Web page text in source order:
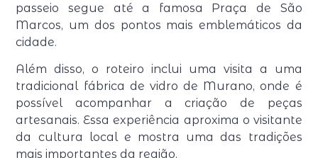
passeio segue até a famosa Praça de São
Marcos, um dos pontos mais emblemáticos da
cidade.
Além disso, o roteiro inclui uma visita a uma
tradicional fábrica de vidro de Murano, onde é
possível acompanhar a criação de peças
artesanais. Essa experiência aproxima o visitante
da cultura local e mostra uma das tradições
mais importantes da região.